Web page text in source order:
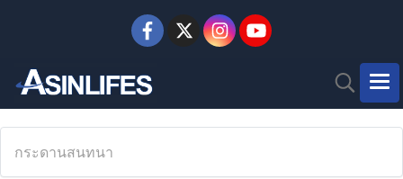
กระดานสนทนา